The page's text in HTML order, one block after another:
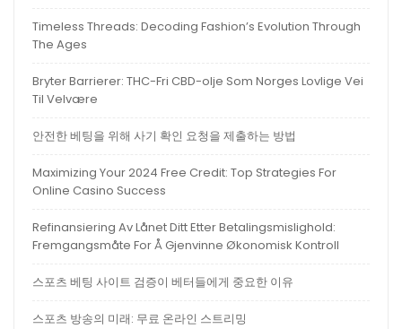
Timeless Threads: Decoding Fashion’s Evolution Through
The Ages
Bryter Barrierer: THC-Fri CBD-olje Som Norges Lovlige Vei
Til Velvære
안전한 베팅을 위해 사기 확인 요청을 제출하는 방법
Maximizing Your 2024 Free Credit: Top Strategies For
Online Casino Success
Refinansiering Av Lånet Ditt Etter Betalingsmislighold:
Fremgangsmåte For Å Gjenvinne Økonomisk Kontroll
스포츠 베팅 사이트 검증이 베터들에게 중요한 이유
스포츠 방송의 미래: 무료 온라인 스트리밍